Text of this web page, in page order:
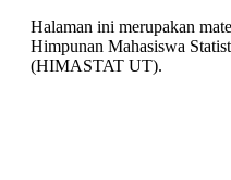
Halaman ini merupakan
Himpunan Mahasiswa
(HIMASTAT UT).